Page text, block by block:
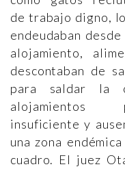
de trabajo digno,
endeudaban
alojamiento,
descontaban de
para saldar la
alojamientos
insuficiente y
una zona
cuadro. El juez